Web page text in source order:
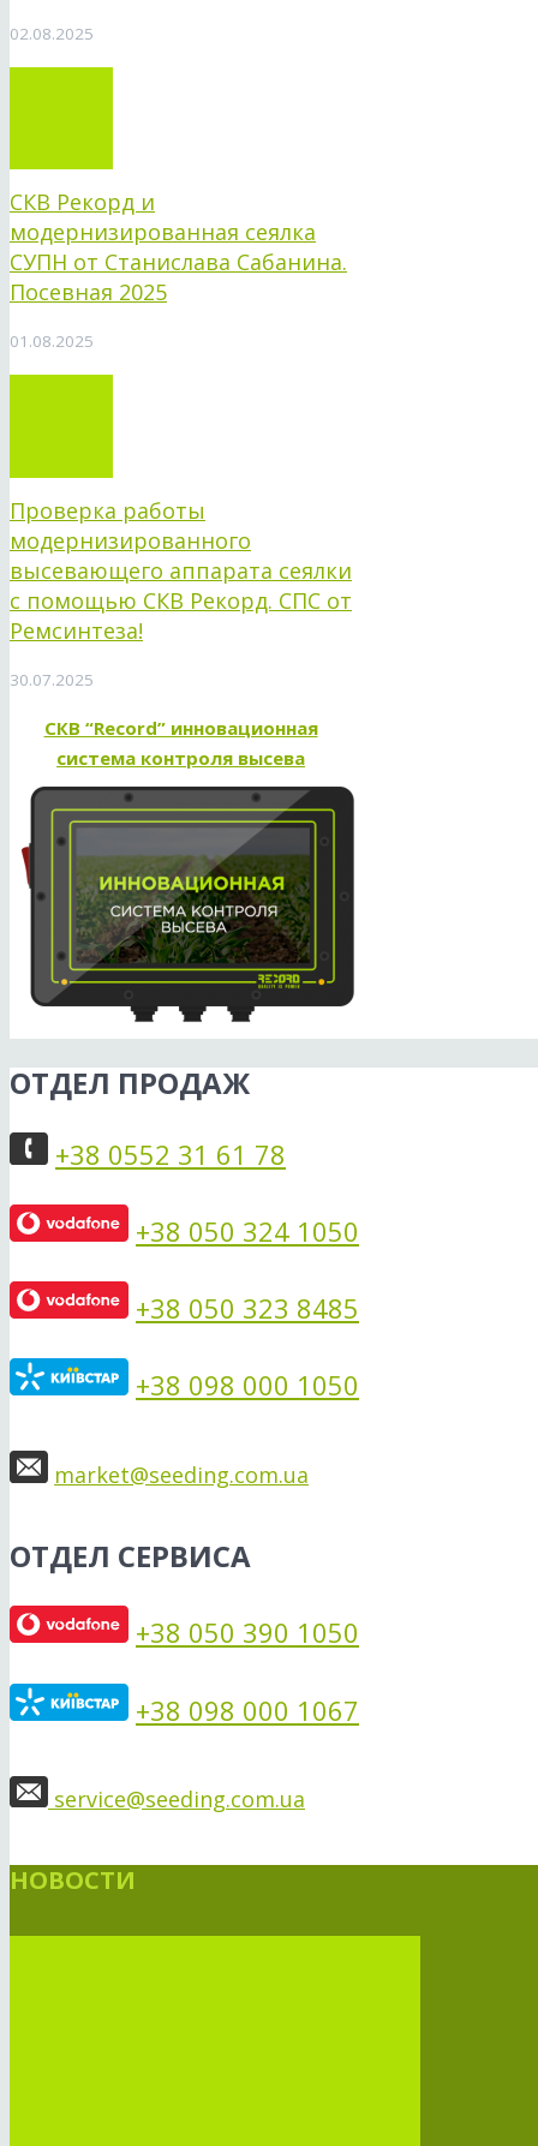
02.08.2025
СКВ Рекорд и
модернизированная сеялка
СУПН от Станислава Сабанина.
Посевная 2025
01.08.2025
Проверка работы
модернизированного
высевающего аппарата сеялки
с помощью СКВ Рекорд. СПС от
Ремсинтеза!
30.07.2025
СКВ “Record” инновационная
система контроля высева
ОТДЕЛ ПРОДАЖ
+38 0552 31 61 78
+38 050 324 1050
+38 050 323 8485
+38 098 000 1050
market@seeding.com.ua
ОТДЕЛ СЕРВИСА
+38 050 390 1050
+38 098 000 1067
service@seeding.com.ua
НОВОСТИ